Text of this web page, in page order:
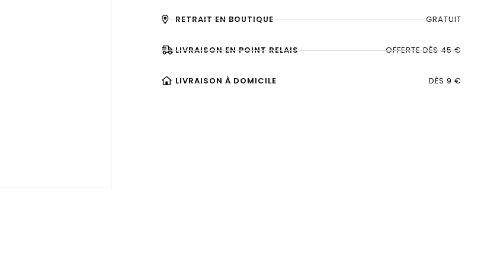
RETRAIT EN BOUTIQUE GRATUIT
LIVRAISON EN POINT RELAIS OFFERTE DÈS 45 €
LIVRAISON À DOMICILE DÈS 9 €